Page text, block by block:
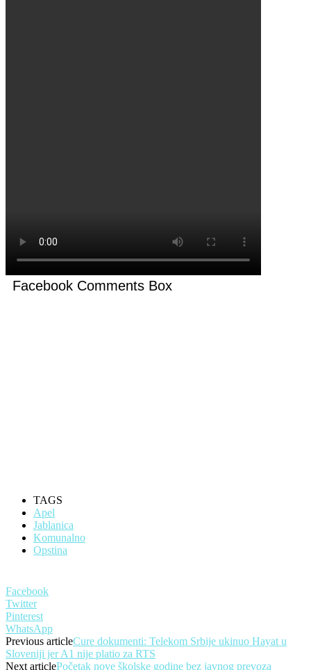
Facebook Comments Box
TAGS
Apel
Jablanica
Komunalno
Opstina
Facebook
Twitter
Pinterest
WhatsApp
Previous articleCure dokumenti: Telekom Srbije ukinuo Hayat u
Sloveniji jer A1 nije platio za RTS
Next articlePočetak nove školske godine bez javnog prevoza